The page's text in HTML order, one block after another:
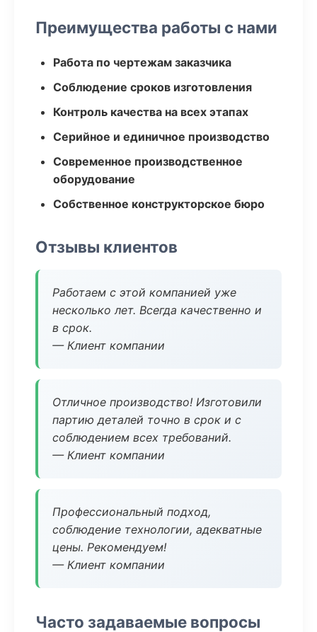
Преимущества работы с нами
Работа по чертежам заказчика
Соблюдение сроков изготовления
Контроль качества на всех этапах
Серийное и единичное производство
Современное производственное
оборудование
Собственное конструкторское бюро
Отзывы клиентов
Работаем с этой компанией уже
несколько лет. Всегда качественно и
в срок.
— Клиент компании
Отличное производство! Изготовили
партию деталей точно в срок и с
соблюдением всех требований.
— Клиент компании
Профессиональный подход,
соблюдение технологии, адекватные
цены. Рекомендуем!
— Клиент компании
Часто задаваемые вопросы